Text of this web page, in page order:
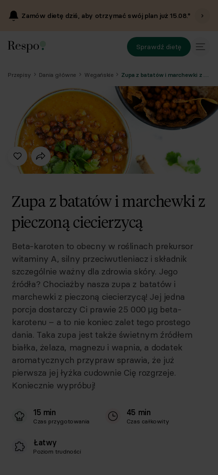
Zamów dietę dziś, aby otrzymać swój plan już15.08.*
Sprawdź dietę
Przepisy Dania główne Wegańskie
Zupa z batatów i marchewki z
pieczoną ciecierzycą
Beta-karoten to obecny w roślinach prekursor
witaminy A, silny przeciwutleniacz i składnik
szczególnie ważny dla zdrowia skóry. Jego
źródła? Chociażby nasza zupa z batatów i
marchewki z pieczoną ciecierzycą! Jej jedna
porcja dostarczy Ci prawie 25 000 µg beta-
karotenu – a to nie koniec zalet tego prostego
dania. Taka zupa jest także świetnym źródłem
białka, żelaza, magnezu i wapnia, a dodatek
aromatycznych przypraw sprawia, że już
pierwsza jej łyżka cudownie Cię rozgrzeje.
Koniecznie wypróbuj!
15 min
Czas przygotowania
45 min
Czas całkowity
Łatwy
Poziom trudności